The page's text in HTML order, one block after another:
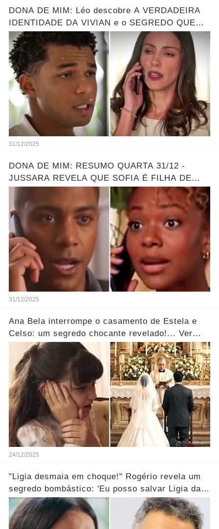
DONA DE MIM: Léo descobre A VERDADEIRA
IDENTIDADE DA VIVIAN e o SEGREDO QUE
ELA ESCONDE! Resumo hoje
31/12/2025
DONA DE MIM: RESUMO QUARTA 31/12 -
JUSSARA REVELA QUE SOFIA É FILHA DE
MARLON - GRANDE REVELAÇÃO
31/12/2025
Ana Bela interrompe o casamento de Estela e
Celso: um segredo chocante revelado!... Ver
24/12/2025
"Ligia desmaia em choque!" Rogério revela um
segredo bombástico: 'Eu posso salvar Ligia da
morte...' Ver mais